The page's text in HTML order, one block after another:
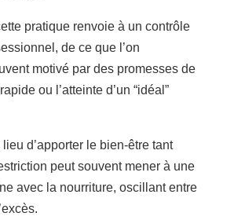
pratique renvoie à un contrôle
de ce que l’on
motivé par des promesses de
ou l’atteinte d’un “idéal”
d’apporter le bien-être tant
peut souvent mener à une
avec la nourriture, oscillant entre